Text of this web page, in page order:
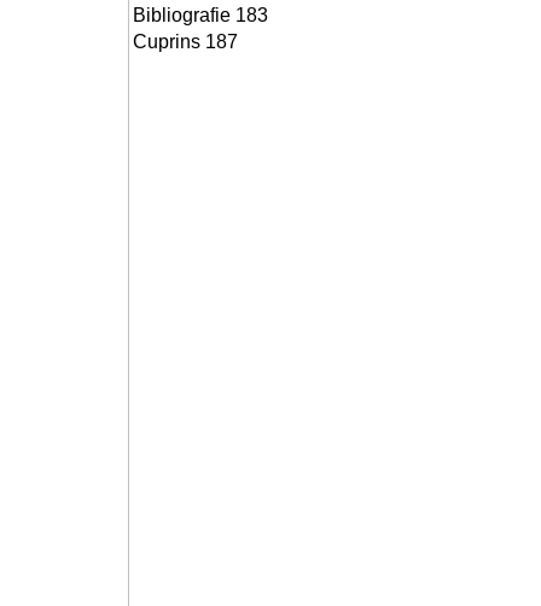
Bibliografie 183
Cuprins 187